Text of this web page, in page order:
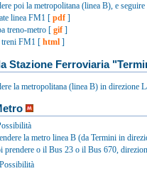
poi la metropolitana (linea B), e
linea FM1 [ pdf]
treno-metro [ gif]
FM1 [ html ]
Stazione Ferroviaria
la metropolitana (linea B) in direzione
la metro linea B (da Termini in
prendere o il Bus 23 o il Bus 670,